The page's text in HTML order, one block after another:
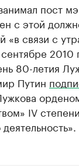
пост
с этой
«в связи с
2010
80-летия
Путин
IV